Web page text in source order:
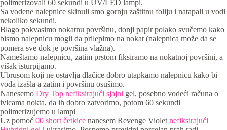
polimerizovali 60 sekundi u UV/LED lampi.
Sa vodene nalepnice skinuli smo gornju zaštitnu foliju i natapali u vodi
nekoliko sekundi.
Blago pokvasimo nokatnu površinu, donji papir polako svučemo kako
bismo nalepnicu mogli da prilepimo na nokat (nalepnica može da se
pomera sve dok je površina vlažna).
Nameštamo nalepnicu, zatim prstom fiksiramo na nokatnoj površini, a
višak isturpijamo.
Ubrusom koji ne ostavlja dlačice dobro utapkamo nalepnicu kako bi
voda izašla a zatim i površinu osušimo.
Nanesemo Dry Top nefiksirajući sjajni gel, posebno vodeći računa o
ivicama nokta, da ih dobro zatvorimo, potom 60 sekundi
polimerizujemo u lampi
Uz pomoć 00 short četkice nanesem Revenge Violet nefiksirajući